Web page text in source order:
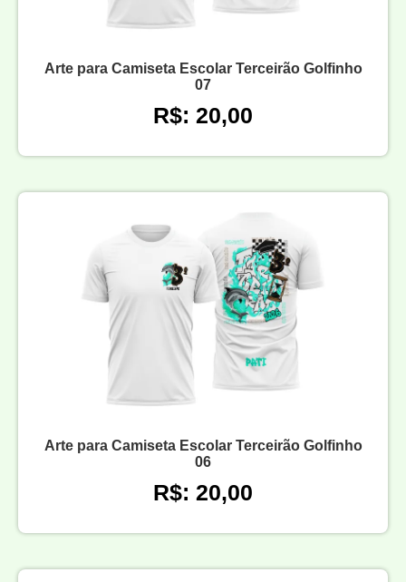
Arte para Camiseta Escolar Terceirão Golfinho
07
R$: 20,00
Arte para Camiseta Escolar Terceirão Golfinho
06
R$: 20,00